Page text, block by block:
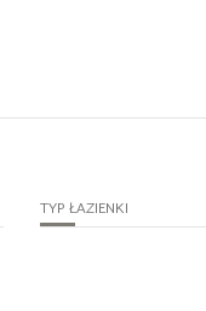
TYP ŁAZIENKI